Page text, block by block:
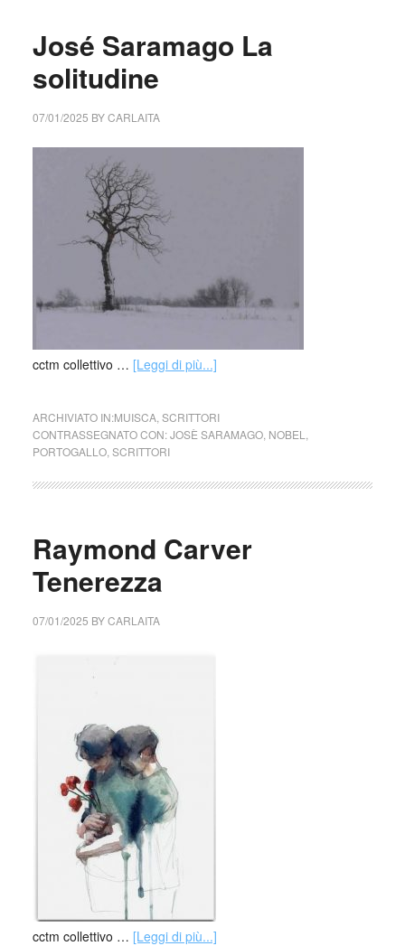
José Saramago La
solitudine
07/01/2025 BYCARLAITA
cctm collettivo … [Leggi di più...]
ARCHIVIATO IN:MUISCA, SCRITTORI
CONTRASSEGNATO CON:JOSÈ SARAMAGO, NOBEL
PORTOGALLO, SCRITTORI
Raymond Carver
Tenerezza
07/01/2025 BYCARLAITA
cctm collettivo … [Leggi di più...]